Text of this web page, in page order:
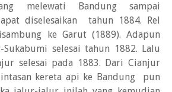
melewati Bandung sampai
diselesaikan tahun 1884. Rel
ke Garut (1889). Adapun
selesai tahun 1882. Lalu
selesai pada 1883. Dari Cianjur
kereta api ke Bandung pun